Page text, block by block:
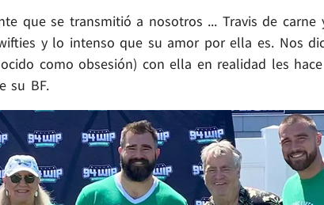
que se transmitió a nosotros ... Travis de
y lo intenso que su amor por ella es. Nos
como obsesión) con ella en realidad les
su BF.